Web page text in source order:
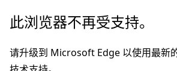
跳
主
要
此浏览器不再受支持。
请升级到 Microsoft Edge 以使用最新